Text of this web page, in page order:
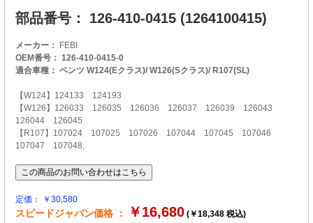
部品番号： 126-410-0415 (1264100415)
メーカー：
FEBI
OEM番号： 126-410-0415-0
適合車種： ベンツ W124(Eクラス)/ W126(Sクラス)/ R107(SL)
【W124】124133 124193
【W126】126033 126035 126036 126037 126039 126043
126044 126045
【R107】107024 107025 107026 107044 107045 107046
107047 107048,
定価： ￥30,580
スピードジャパン価格 ： ￥16,680 (￥18,348 税込)